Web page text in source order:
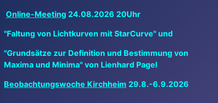
Online-Meeting 24.08.2026 20Uhr
"Faltung von Lichtkurven mit StarCurve" und
"Grundsätze zur Definition und Bestimmung von
Maxima und Minima" von Lienhard Pagel
Beobachtungswoche Kirchheim 29.8.-6.9.2026